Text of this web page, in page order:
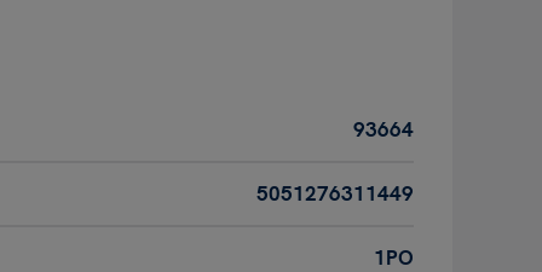
93664
5051276311449
1PO